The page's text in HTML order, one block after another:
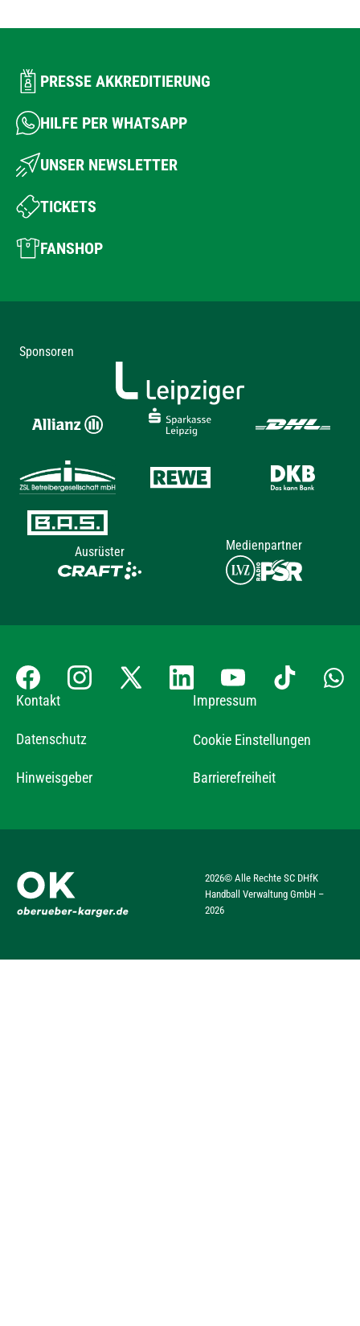
PRESSE AKKREDITIERUNG
HILFE PER WHATSAPP
UNSER NEWSLETTER
TICKETS
FANSHOP
Sponsoren
Ausrüster Medienpartner
Kontakt Impressum
Datenschutz Cookie Einstellungen
Hinweisgeber Barrierefreiheit
2026© Alle Rechte SC DHfK
Handball Verwaltung GmbH –
2026